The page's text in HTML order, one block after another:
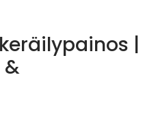
|